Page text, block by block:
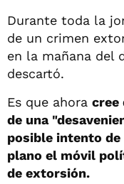
Durante toda la
de un crimen
en la mañana del
descartó.
Es que ahora cree
de una
posible intento
plano el móvil
de extorsión.